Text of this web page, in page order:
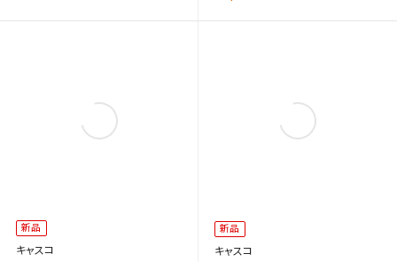
新品
キャスコ
新品
キャスコ
保存された検索条件は変更できません。
検索条件を保存しました。